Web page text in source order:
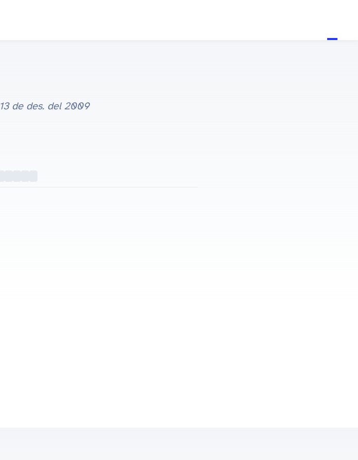
13 de des. del 2009